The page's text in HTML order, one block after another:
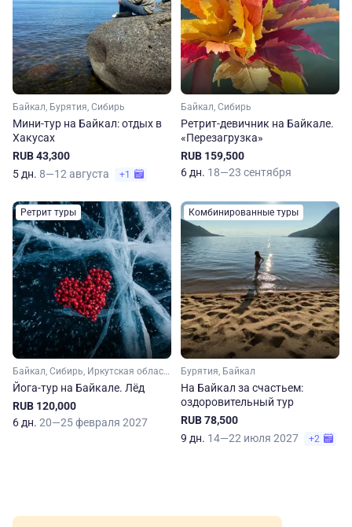
Байкал, Бурятия, Сибирь
Мини-тур на Байкал: отдых в
Хакусах
RUB 43,300
5 дн. 8—12 августа +1
Байкал, Сибирь
Ретрит-девичник на Байкале.
«Перезагрузка»
RUB 159,500
6 дн. 18—23 сентября
Ретрит туры
Байкал, Сибирь, Иркутская область
Йога-тур на Байкале. Лёд
RUB 120,000
6 дн. 20—25 февраля 2027
Комбинированные туры
Бурятия, Байкал
На Байкал за счастьем:
оздоровительный тур
RUB 78,500
9 дн. 14—22 июля 2027 +2